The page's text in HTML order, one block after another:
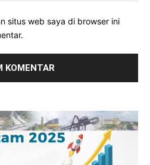
situs web saya di browser ini